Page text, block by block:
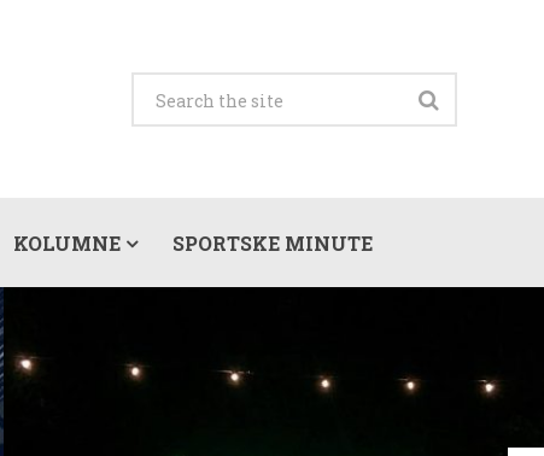
KOLUMNE SPORTSKE MINUTE